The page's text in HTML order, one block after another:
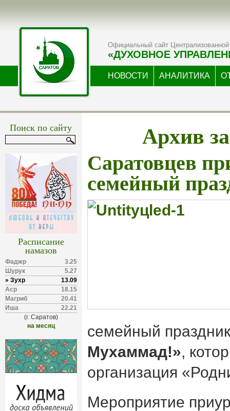
Официальный сайт Централизованной
«ДУХОВНОЕ
НОВОСТИ АНАЛИТИКА
Поиск по сайту
Расписание
намазов
Фаджр
3.25
Шурук
5.27
» Зухр
13.09
Аср
18.15
Магриб
20.41
Иша
22.21
(г. Саратов)
на месяц
Архив
Саратовцев
семейный
семейный
Мухаммад!»,
организация
Мероприятие